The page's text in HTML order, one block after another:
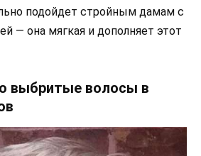
подойдет стройным дамам с
— она мягкая и дополняет этот
выбритые волосы в